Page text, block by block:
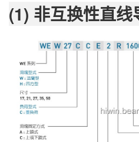
(1) 非互换性直